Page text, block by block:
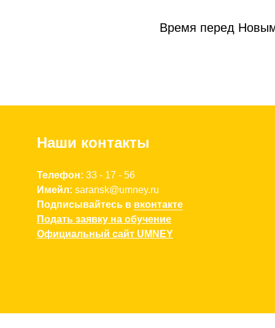
Время перед
Наши контакты
Телефон: 33 - 17 - 56
Имейл: saransk@umney.ru
Подписывайтесь в вконтакте
Подать заявку на обучение
Официальный сайт UMNEY